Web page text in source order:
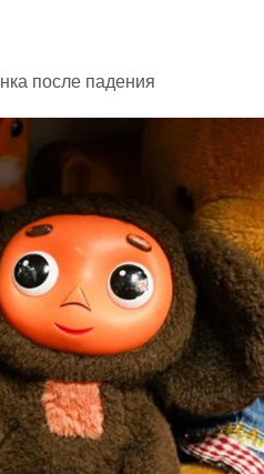
после падения